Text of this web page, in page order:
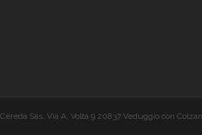
Sas, Via A. Volta 9 20837 Veduggio con